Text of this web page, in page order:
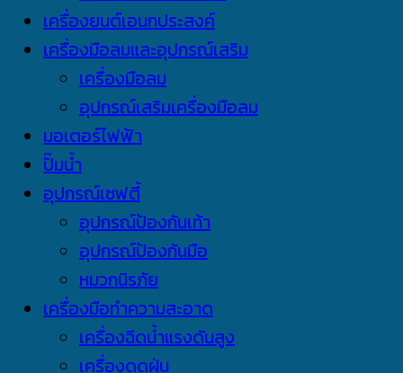
เครื่องยนต์เอนกประสงค์
เครื่องมือลมและอุปกรณ์เสริม
เครื่องมือลม
อุปกรณ์เสริมเครื่องมือลม
มอเตอร์ไฟฟ้า
ปั๊มน้ำ
อุปกรณ์เซฟตี้
อุปกรณ์ป้องกันเท้า
อุปกรณ์ป้องกันมือ
หมวกนิรภัย
เครื่องมือทำความสะอาด
เครื่องฉีดน้ำแรงดันสูง
เครื่องดูดฝุ่น